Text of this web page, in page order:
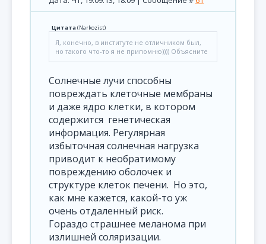
Цитата(Narkozist)
Я, конечно, в институте не отличником был,
но такого что-то я не припомню)))) Объясните
Солнечные лучи способны
повреждать клеточные мембраны
и даже ядро клетки, в котором
содержится генетическая
информация. Регулярная
избыточная солнечная нагрузка
приводит к необратимому
повреждению оболочек и
структуре клеток печени. Но это,
как мне кажется, какой-то уж
очень отдаленный риск.
Гораздо страшнее меланома при
излишней соляризации.